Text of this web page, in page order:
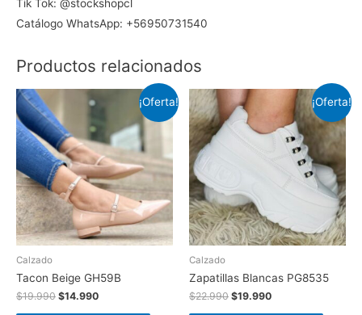
Tik Tok: @stockshopcl
Catálogo WhatsApp: +56950731540
Productos relacionados
¡Oferta!
Calzado
Tacon Beige GH59B
$19.990 $14.990
¡Oferta!
Calzado
Zapatillas Blancas PG8535
$22.990 $19.990